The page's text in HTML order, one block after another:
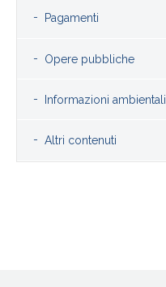
Pagamenti
Opere pubbliche
Informazioni ambientali
Altri contenuti